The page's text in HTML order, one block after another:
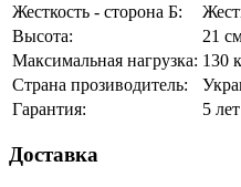
Жесткость - сторона Б:
Высота:
21
Максимальная нагрузка: 130
Страна прозиводитель:
Гарантия:
5
Доставка